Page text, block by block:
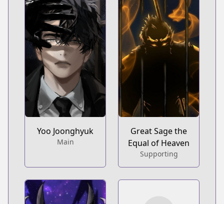
Yoo Joonghyuk
Main
Great Sage the
Equal of Heaven
Supporting